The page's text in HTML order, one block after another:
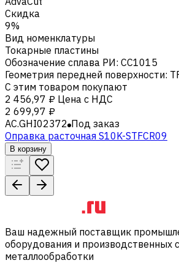
Скидка
9%
Вид номенклатуры
Токарные пластины
Обозначение сплава РИ: CC1015
Геометрия передней поверхности:
С этим товаром покупают
2 456,97 ₽ Цена с НДС
2 699,97 ₽
AC.GHI02372 Под заказ
Оправка расточная S10K-STFCR09
В корзину
Ваш надежный поставщик
оборудования и производственных
металлообработки